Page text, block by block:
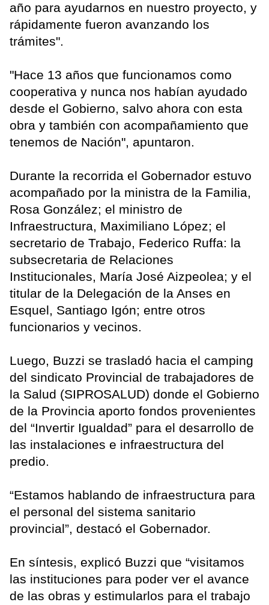
año para ayudarnos en nuestro proyecto, y
rápidamente fueron avanzando los
trámites".
"Hace 13 años que funcionamos como
cooperativa y nunca nos habían ayudado
desde el Gobierno, salvo ahora con esta
obra y también con acompañamiento que
tenemos de Nación", apuntaron.
Durante la recorrida el Gobernador estuvo
acompañado por la ministra de la Familia,
Rosa González; el ministro de
Infraestructura, Maximiliano López; el
secretario de Trabajo, Federico Ruffa: la
subsecretaria de Relaciones
Institucionales, María José Aizpeolea; y el
titular de la Delegación de la Anses en
Esquel, Santiago Igón; entre otros
funcionarios y vecinos.
Luego, Buzzi se trasladó hacia el camping
del sindicato Provincial de trabajadores de
la Salud (SIPROSALUD) donde el Gobierno
de la Provincia aporto fondos provenientes
del “Invertir Igualdad” para el desarrollo de
las instalaciones e infraestructura del
predio.
“Estamos hablando de infraestructura para
el personal del sistema sanitario
provincial”, destacó el Gobernador.
En síntesis, explicó Buzzi que “visitamos
las instituciones para poder ver el avance
de las obras y estimularlos para el trabajo